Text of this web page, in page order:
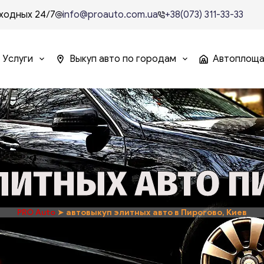
24/7 info@proauto.com.ua +38(073) 311-33-33
Услуги Выкуп авто по городам
АВТО
PRO Auto➤ автовыкуп элитных авто в Пирогово, Киев